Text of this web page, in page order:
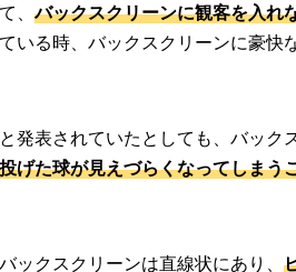
、バックスクリーンに観客を入れ
いる時、バックスクリーンに豪快
発表されていたとしても、バック
げた球が見えづらくなってしまう
ックスクリーンは直線状にあり、